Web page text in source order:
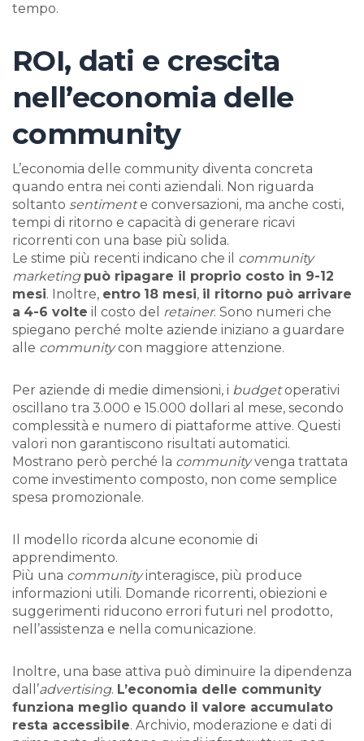
tempo.
ROI, dati e crescita
nell’economia delle
community
L’economia delle community diventa concreta
quando entra nei conti aziendali. Non riguarda
soltanto sentimente conversazioni, ma anche costi,
tempi di ritorno e capacità di generare ricavi
ricorrenti con una base più solida.
Le stime più recenti indicano che il community
marketing può ripagare il proprio costo in 9-12
mesi. Inoltre, entro 18 mesi, il ritorno può arrivare
a 4-6 volte il costo del retainer. Sono numeri che
spiegano perché molte aziende iniziano a guardare
alle communitycon maggiore attenzione.
Per aziende di medie dimensioni, i budgetoperativi
oscillano tra 3.000 e 15.000 dollari al mese, secondo
complessità e numero di piattaforme attive. Questi
valori non garantiscono risultati automatici.
Mostrano però perché la communityvenga trattata
come investimento composto, non come semplice
spesa promozionale.
Il modello ricorda alcune economie di
apprendimento.
Più una communityinteragisce, più produce
informazioni utili. Domande ricorrenti, obiezioni e
suggerimenti riducono errori futuri nel prodotto,
nell’assistenza e nella comunicazione.
Inoltre, una base attiva può diminuire la dipendenza
dall’advertising. L’economia delle community
funziona meglio quando il valore accumulato
resta accessibile. Archivio, moderazione e dati di